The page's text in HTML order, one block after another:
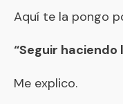
Aquí te la pongo
“Seguir haciendo
Me explico.